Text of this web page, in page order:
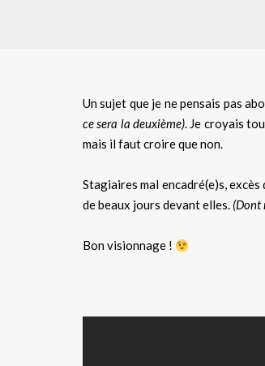
Un sujet que je ne pensais pas
ce sera la deuxième). Je croyais
mais il faut croire que non.
Stagiaires mal encadré(e)s,
de beaux jours devant elles. (Dont
Bon visionnage !